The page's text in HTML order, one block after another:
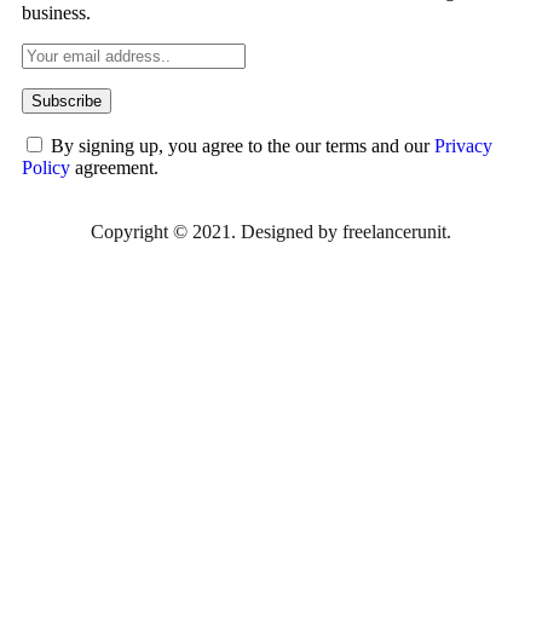
business.
By signing up, you agree to the our terms and ourPrivacy
Policy agreement.
Copyright © 2021. Designed by freelancerunit.